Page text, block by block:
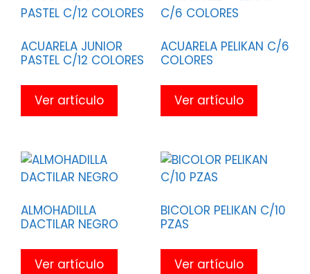
ACUARELA JUNIOR
PASTEL C/12 COLORES
Ver artículo
ACUARELA PELIKAN C/6
COLORES
Ver artículo
ALMOHADILLA
DACTILAR NEGRO
Ver artículo
BICOLOR PELIKAN C/10
PZAS
Ver artículo